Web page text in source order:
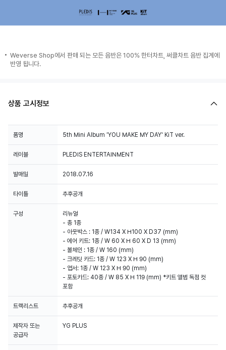
Weverse Shop에서 판매 되는 모든 음반은 100% 한터차트, 써클차트 음반 집계에
반영 됩니다.
상품 고시정보
품명 5th Mini Album 'YOU MAKE MY DAY' KiT ver.
레이블 PLEDIS ENTERTAINMENT
발매일 2018.07.16
타이틀 추후공개
구성
리뉴얼
- 총 1종
- 아웃박스 : 1종 / W134 X H100 X D37 (mm)
- 에어 키트: 1종 / W 60 X H 60 X D 13 (mm)
- 볼체인 : 1종 / W 160 (mm)
- 크레딧 카드: 1종 / W 123 X H 90 (mm)
- 엽서: 1종 / W 123 X H 90 (mm)
- 포토카드: 40종 / W 85 X H 119 (mm) *키트 앨범 독점 컷
포함
트랙리스트 추후공개
제작자 또는
공급자
YG PLUS